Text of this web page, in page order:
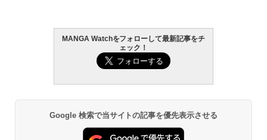
MANGA Watchをフォローして最新記事をチ
ェック！
Google 検索で当サイトの記事を優先表示させる